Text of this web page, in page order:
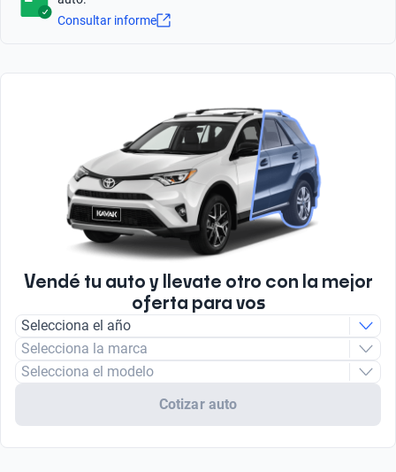
1569
Tipo de Combustible
Tipo de Rin
Tipo de bulbo luz baja
6
Cantidad de discos de freno
Consultar informe
Vendé tu auto y llevate otro con la mejor
oferta para vos
Selecciona el año
Selecciona la marca
Selecciona el modelo
Cotizar auto